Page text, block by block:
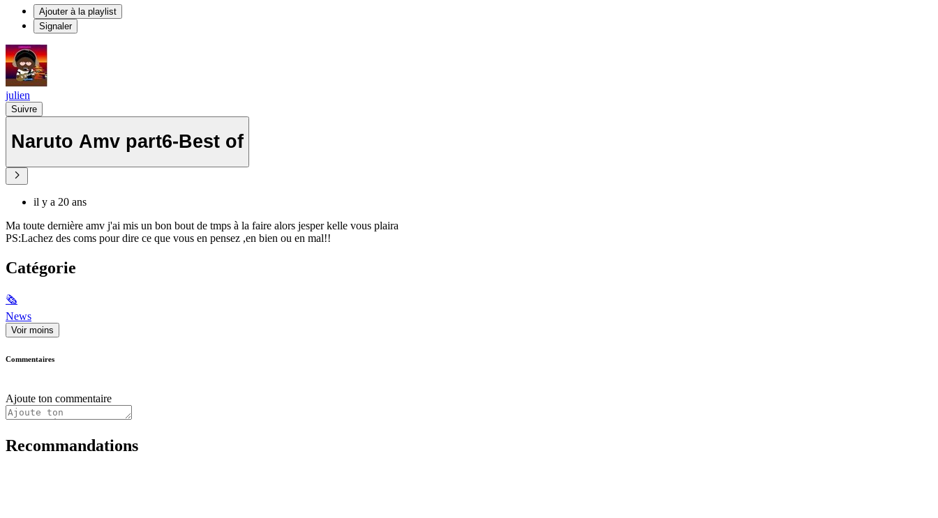
Ajouter à la playlist
Signaler
julien
Suivre
Naruto Amv part6-Best of
il y a 20 ans
Ma toute dernière amv j'ai mis un bon bout de tmps à la faire alors jesper kelle vous plaira
PS:Lachez des coms pour dire ce que vous en pensez ,en bien ou en mal!!
Catégorie
🗞
News
Voir moins
Commentaires
Ajoute ton commentaire
Recommandations